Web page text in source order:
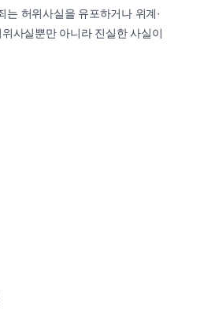
허위사실을 유포하거나 위계·
사실뿐만 아니라 진실한 사실이